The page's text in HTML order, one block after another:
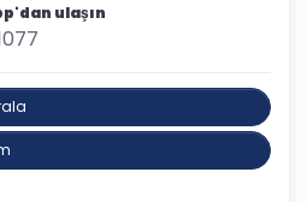
ulaşın